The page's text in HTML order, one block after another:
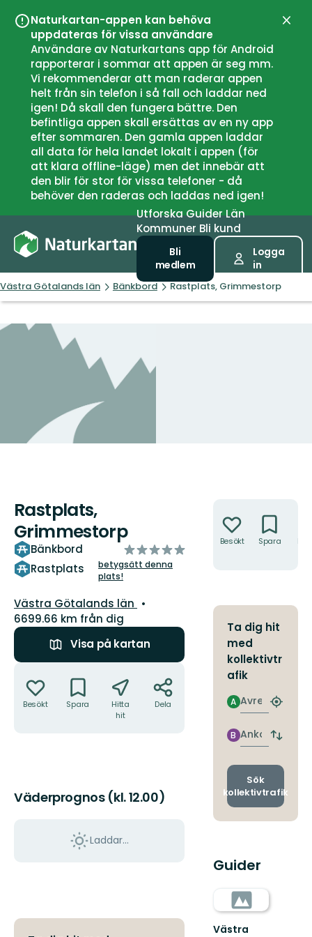
Naturkartan-appen kan behöva
uppdateras för vissa användare
Användare av Naturkartans app för Android
rapporterar i sommar att appen är seg mm.
Vi rekommenderar att man raderar appen
helt från sin telefon i så fall och laddar ned
igen! Då skall den fungera bättre. Den
befintliga appen skall ersättas av en ny app
efter sommaren. Den gamla appen laddar
all data för hela landet lokalt i appen (för
att klara offline-läge) men det innebär att
den blir för stor för vissa telefoner - då
behöver den raderas och laddas ned igen!
UtforskaGuiderLän
Kommuner Bli kund
Bli
medlem
Logga
in
Västra Götalands län Bänkbord Rastplats, Grimmestorp
Rastplats,
Grimmestorp
Bänkbord
Rastplats
av
5
stjärnor
betygsätt denna
plats!
Län:
Västra Götalands län
6699.66 km från dig
Visa på kartan
Besökt Spara
Hitta
hit
Dela
Väderprognos (kl. 12.00)
Laddar...
Besökt Spara
Ta dig hit
med
kollektivtr
afik
Avresa
A
Hitta
Ankomst
B
Byt
och
Sök
kollektivtrafik
Guider
Västra